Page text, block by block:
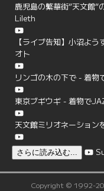
鹿児島の繁華街”天文館
Lileth
【ライブ告知】小沼よ
オト
リンゴの木の下で - 着物
東京ブギウギ - 着物で
天文館ミリオネーション
さらに読み込む...
Copyright © 1992-